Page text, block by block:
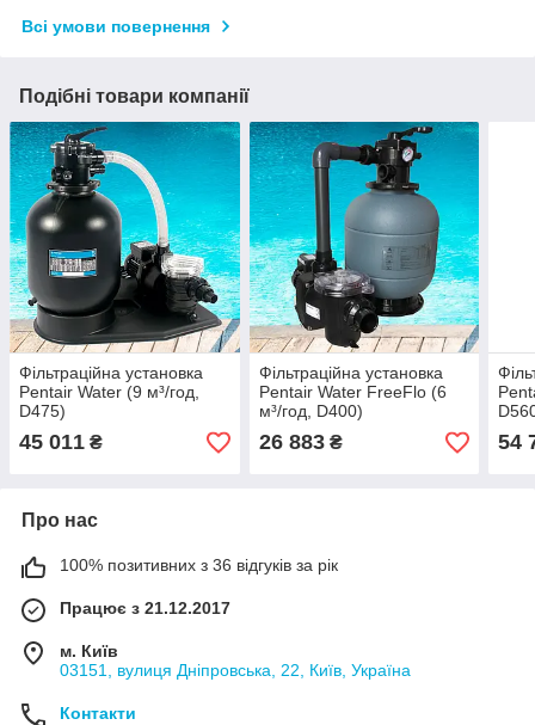
Всі умови повернення
Подібні товари компанії
Фільтраційна установка
Pentair Water (9 м³/год,
D475)
45 011 ₴
Фільтраційна установка
Pentair Water FreeFlo (6
м³/год, D400)
26 883₴ 54
Про нас
100% позитивних з 36 відгуків за рік
Працює з 21.12.2017
м. Київ
03151, вулиця Дніпровська, 22, Київ, Україна
Контакти